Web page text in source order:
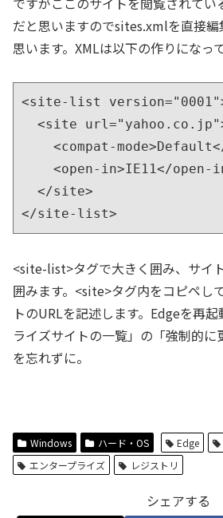
だと思いますのでsites.xmlを直接編
思います。XMLは以下の作りになっ
<site-list
<site
<compat-
<open-in>IE11</open-
  </site>
</site-list>
<site-list>タグで大きく囲み、サイ
囲みます。<site>タグ内をコピペし
トのURLを記述します。Edgeを再
ライズサイトの一覧」の「強制的に
を忘れずに。
Windows ハード・OS Edge
エンタープライズ
レジストリ
シェアする